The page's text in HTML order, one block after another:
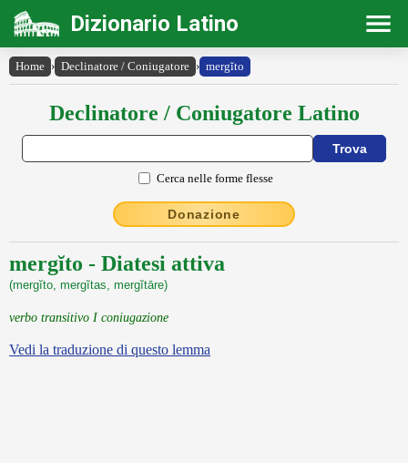
Dizionario Latino
Home › Declinatore / Coniugatore › mergĭto
Declinatore / Coniugatore Latino
Cerca nelle forme flesse
Donazione
mergĭto - Diatesi attiva
(mergĭto, mergĭtas, mergĭtāre)
verbo transitivo I coniugazione
Vedi la traduzione di questo lemma